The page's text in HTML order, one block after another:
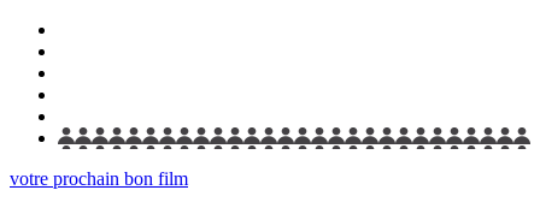
votre prochain bon film